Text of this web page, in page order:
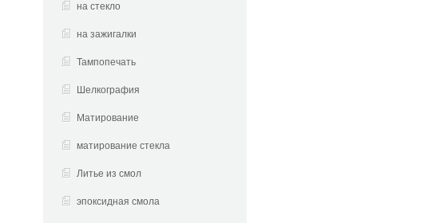
на стекло
на зажигалки
Тампопечать
Шелкография
Матирование
матирование стекла
Литье из смол
эпоксидная смола